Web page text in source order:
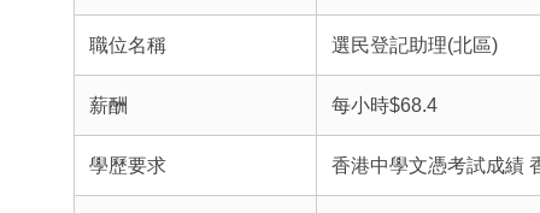
職位名稱 選民登記助理(北區)
薪酬 每小時$68.4
學歷要求 香港中學文憑考試成績